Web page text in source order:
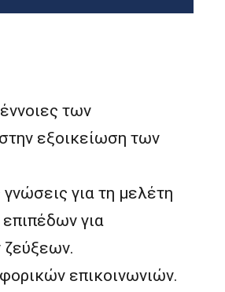
των
εξοικείωση των
για τη μελέτη
για
ζεύξεων.
επικοινωνιών.